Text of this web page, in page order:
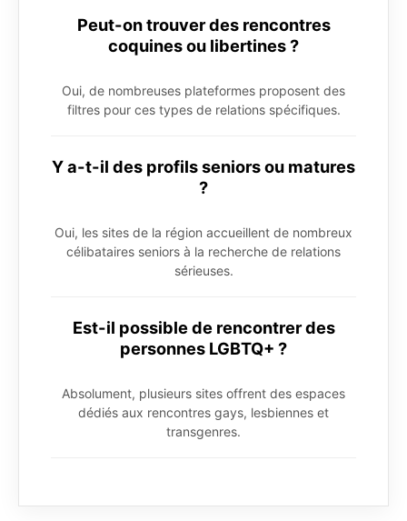
Peut-on trouver des rencontres
coquines ou libertines ?
Oui, de nombreuses plateformes proposent des
filtres pour ces types de relations spécifiques.
Y a-t-il des profils seniors ou matures
?
Oui, les sites de la région accueillent de nombreux
célibataires seniors à la recherche de relations
sérieuses.
Est-il possible de rencontrer des
personnes LGBTQ+ ?
Absolument, plusieurs sites offrent des espaces
dédiés aux rencontres gays, lesbiennes et
transgenres.